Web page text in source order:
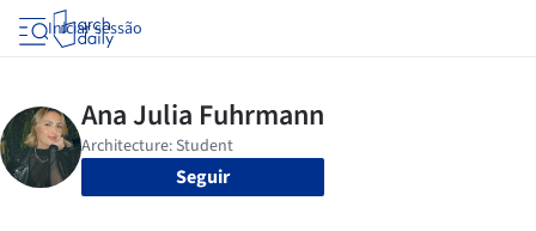
Iniciar sessão
Seguir